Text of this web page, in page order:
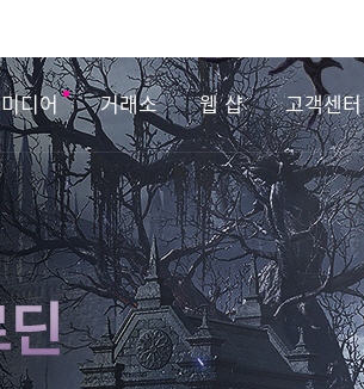
미디어 거래소 웹 샵 고객센터